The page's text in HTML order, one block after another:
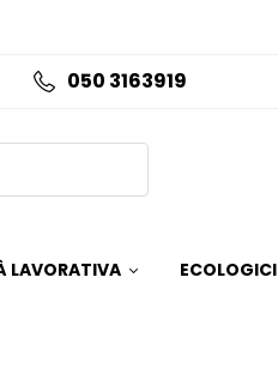
050 3163919
LAVORATIVA ECOLOGICI